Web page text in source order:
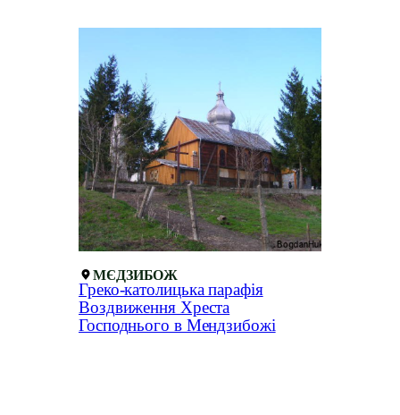
МЄДЗИБОЖ
Греко-католицька парафія
Воздвиження Хреста
Господнього в Мендзибожі